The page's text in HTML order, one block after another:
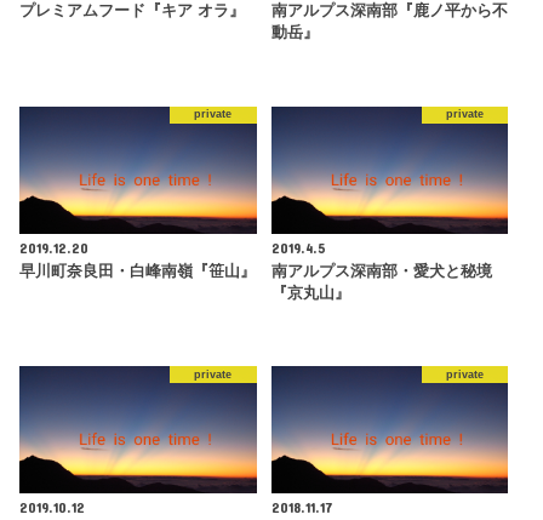
プレミアムフード『キア オラ』
南アルプス深南部『鹿ノ平から不
動岳』
private
2019.12.20
早川町奈良田・白峰南嶺『笹山』
private
2019.4.5
南アルプス深南部・愛犬と秘境
『京丸山』
private
2019.10.12
private
2018.11.17